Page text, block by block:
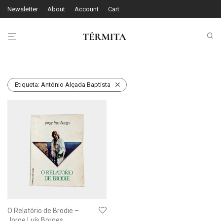
Newsletter About Account Cart
Etiqueta: António Alçada Baptista
O Relatório de Brodie –